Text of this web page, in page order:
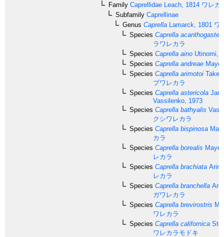
Family Caprellidae Leach, 1814 ワレカ
Subfamily Caprellinae
Genus Caprella Lamarck, 1801 ワ
Species Caprella acanthogaster
ラワレカラ
Species Caprella aino Utinomi,
Species Caprella andreae
Species Caprella arimotoi
ブワレカラ
Species Caprella astericola
Vassilenko, 1973
Species Caprella bathyalis
クシワレカラ
Species Caprella bispinosa
カラ
Species Caprella borealis
レカラ
Species Caprella brachiata
レカラ
Species Caprella branchella
ガワレカラ
Species Caprella brevirostris
ワレカラ
Species Caprella californica
ワレカラモドキ